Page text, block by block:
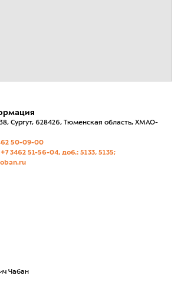
Сургут, 628426, Тюменская область, ХМАО-
50-09-00
+7 3462 51-56-04, доб.: 5133, 5135;
Чабан